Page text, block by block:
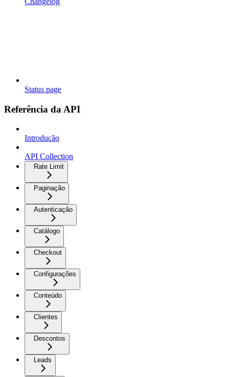
Status page
Referência da API
Introdução
API Collection
Rate Limit
Paginação
Autenticação
Catálogo
Checkout
Configurações
Conteúdo
Clientes
Descontos
Leads